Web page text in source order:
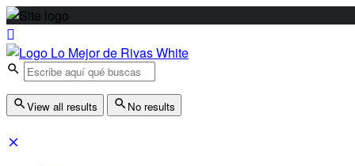
View all results No results